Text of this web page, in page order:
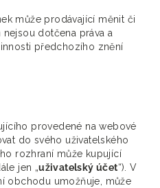
může prodávající měnit či
dotčena práva a
předchozího znění
provedené na webové
do svého uživatelského
rozhraní může kupující
jen „uživatelský účet“). V
obchodu umožňuje, může